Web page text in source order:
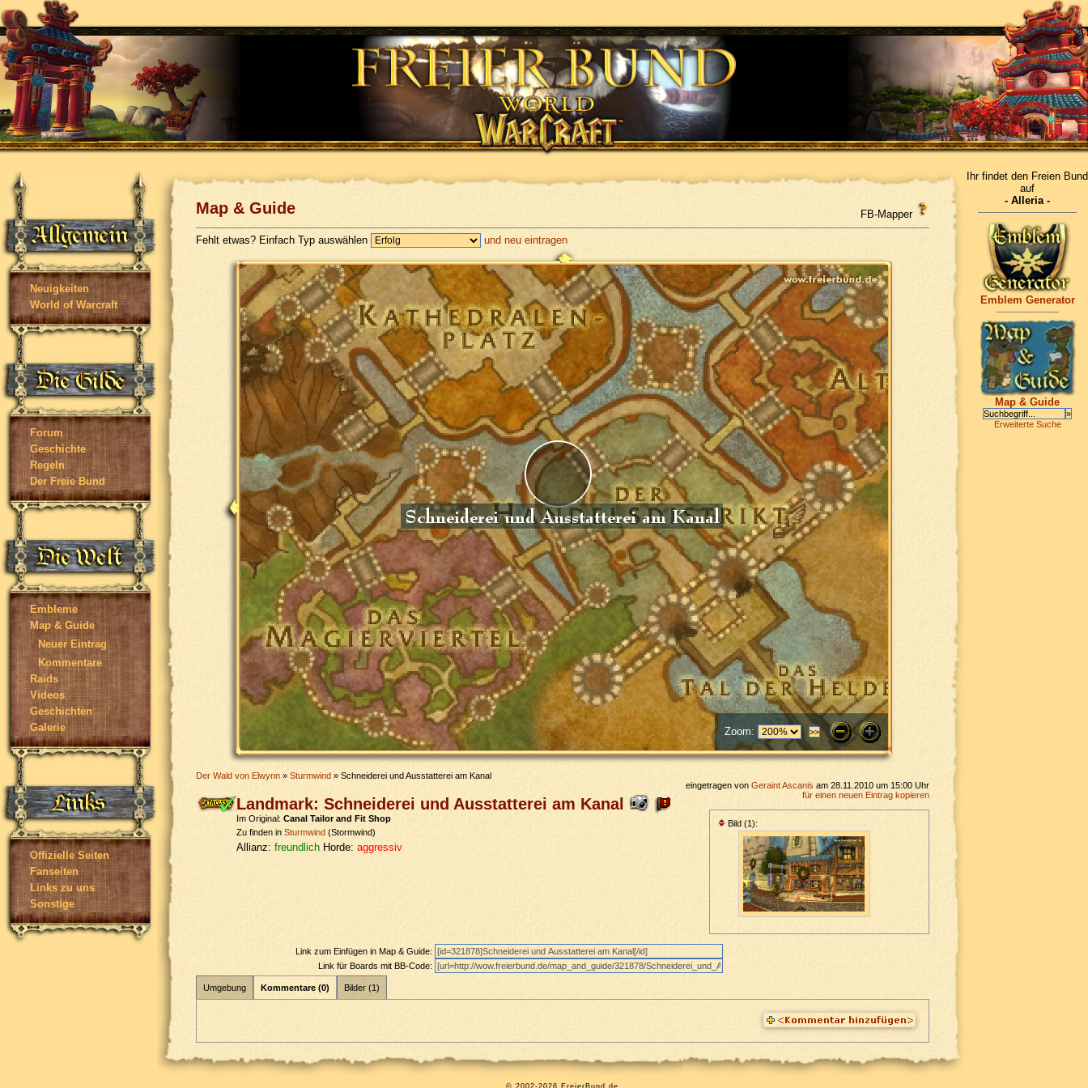
Neuigkeiten
World of Warcraft
Forum
Geschichte
Regeln
Der Freie Bund
Embleme
Map & Guide
Neuer Eintrag
Kommentare
Raids
Videos
Geschichten
Galerie
Offizielle Seiten
Fanseiten
Links zu uns
Sonstige
Map & Guide FB-Mapper
Fehlt etwas? Einfach Typ auswählen und neu eintragen
Zoom:
Der Wald von Elwynn » Sturmwind » Schneiderei und Ausstatterei am Kanal
eingetragen von Geraint Ascanis am 28.11.2010 um 15:00 Uhr
für einen neuen Eintrag kopieren
Bild (1):
Landmark: Schneiderei und Ausstatterei am Kanal
Im Original: Canal Tailor and Fit Shop
Zu finden in Sturmwind (Stormwind)
Allianz: freundlich Horde: aggressiv
Link zum Einfügen in Map & Guide:
Link für Boards mit BB-Code:
Umgebung Kommentare (0) Bilder (1)
Ihr findet den Freien Bund
auf
- Alleria -
Emblem Generator
Map & Guide
Erweiterte Suche
© 2002-2026 FreierBund.de